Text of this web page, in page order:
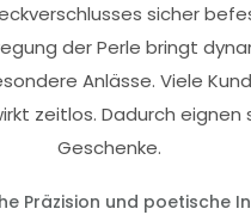
sicher
der Perle bringt
Anlässe. Viele
zeitlos. Dadurch
Geschenke.
Präzision und poetische